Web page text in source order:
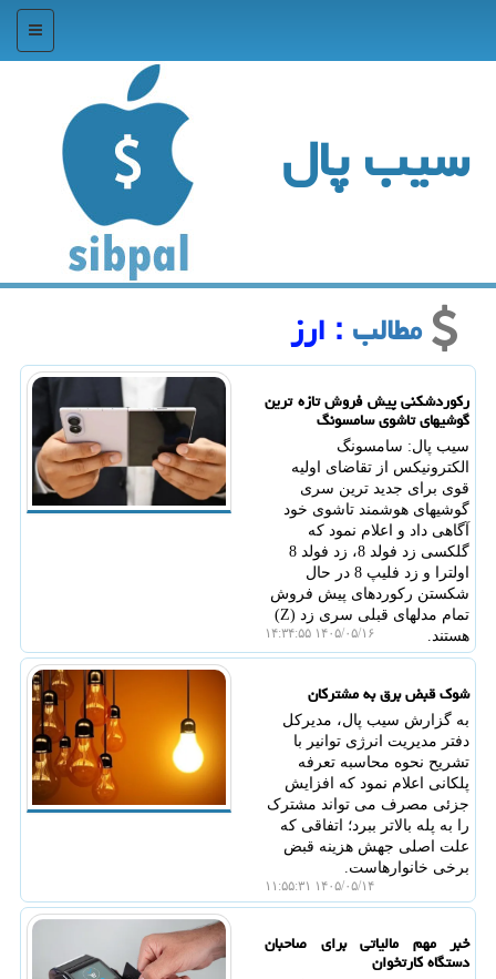
منو
سیب پال
مطالب : ارز
رکوردشکنی پیش فروش تازه ترین
گوشیهای تاشوی سامسونگ
سیب پال: سامسونگ
الکترونیکس از تقاضای اولیه
قوی برای جدید ترین سری
گوشیهای هوشمند تاشوی خود
آگاهی داد و اعلام نمود که
گلکسی زد فولد 8، زد فولد 8
اولترا و زد فلیپ 8 در حال
شکستن رکوردهای پیش فروش
تمام مدلهای قبلی سری زد (Z)
هستند.
۱۴۰۵/۰۵/۱۶ ۱۴:۳۴:۵۵
شوک قبض برق به مشترکان
به گزارش سیب پال، مدیرکل
دفتر مدیریت انرژی توانیر با
تشریح نحوه محاسبه تعرفه
پلکانی اعلام نمود که افزایش
جزئی مصرف می تواند مشترک
را به پله بالاتر ببرد؛ اتفاقی که
علت اصلی جهش هزینه قبض
برخی خانوارهاست.
۱۴۰۵/۰۵/۱۴ ۱۱:۵۵:۳۱
خبر مهم مالیاتی برای صاحبان
دستگاه کارتخوان